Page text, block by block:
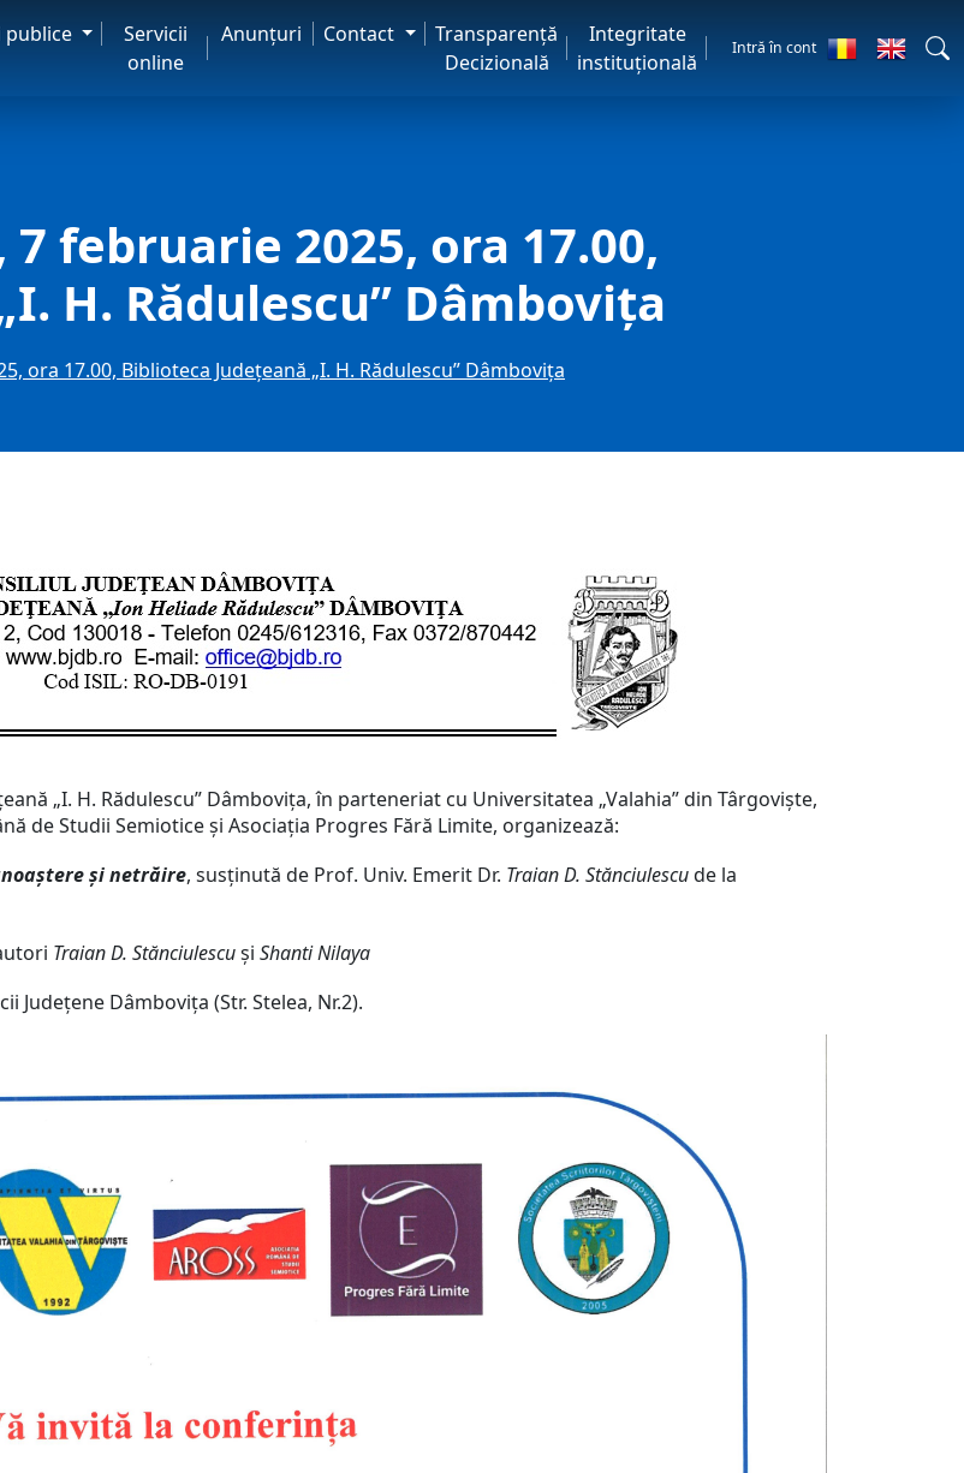
Servicii
online
Anunţuri Contact
Transparență
Decizională
Integritate
instituțională
Intră în cont
februarie 2025, ora 17.00,
H. Rădulescu” Dâmboviţa
ora 17.00, Biblioteca Judeţeană „I. H. Rădulescu” Dâmboviţa
„I. H. Rădulescu” Dâmboviţa, în parteneriat cu Universitatea „Valahia” din Târgoviște,
de Studii Semiotice și Asociația Progres Fără Limite, organizează:
și netrăire, susținută de Prof. Univ. Emerit Dr. Traian D. Stănciulescude la
Traian D. Stănciulescuși Shanti Nilaya
Județene Dâmbovița (Str. Stelea, Nr.2).